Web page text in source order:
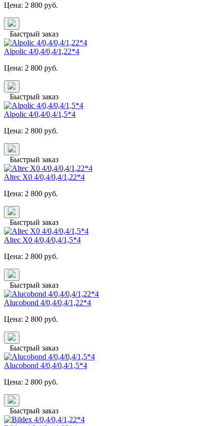
Цена: 2 800 руб.
Быстрый заказ
Alpolic 4/0,4/0,4/1,22*4
Цена: 2 800 руб.
Быстрый заказ
Alpolic 4/0,4/0,4/1,5*4
Цена: 2 800 руб.
Быстрый заказ
Altec X0 4/0,4/0,4/1,22*4
Цена: 2 800 руб.
Быстрый заказ
Altec X0 4/0,4/0,4/1,5*4
Цена: 2 800 руб.
Быстрый заказ
Alucobond 4/0,4/0,4/1,22*4
Цена: 2 800 руб.
Быстрый заказ
Alucobond 4/0,4/0,4/1,5*4
Цена: 2 800 руб.
Быстрый заказ